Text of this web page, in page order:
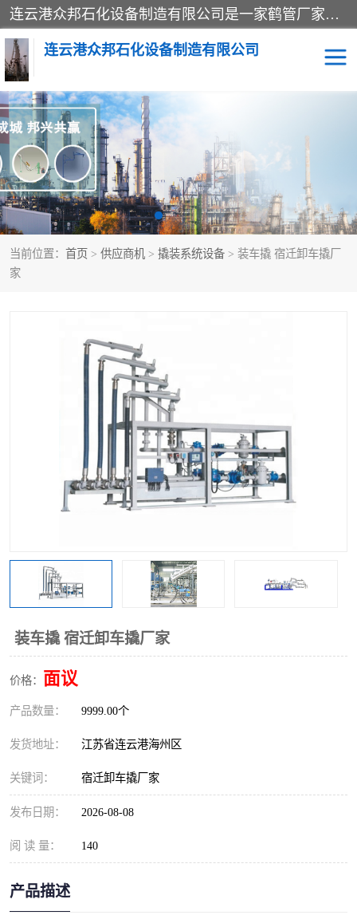
连云港众邦石化设备制造有限公司是一家鹤管厂家主营：鹤管、装车鹤管等，是致力于石油、石化等流体装卸设备(主要产品如鹤管、输油臂、脱缆钩等)的咨询、设计、制造、检测、安装指导、系统调试、维修维护等业务的公司。
连云港众邦石化设备制造有限公司
当前位置： 首页 > 供应商机 > 撬装系统设备 > 装车撬 宿迁卸车撬厂
家
装车撬 宿迁卸车撬厂家
价格： 面议
产品数量： 9999.00个
发货地址： 江苏省连云港海州区
关键词： 宿迁卸车撬厂家
发布日期： 2026-08-08
阅 读 量： 140
产品描述
鹤管 顶部装卸鹤管
底部装卸鹤管 LNG低温鹤管
液氨鹤管 液化气鹤管
鹤管配件 活动梯栈台